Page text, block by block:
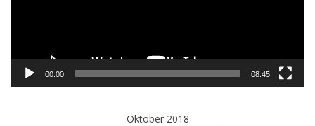
d
00:00 08:45
Oktober 2018